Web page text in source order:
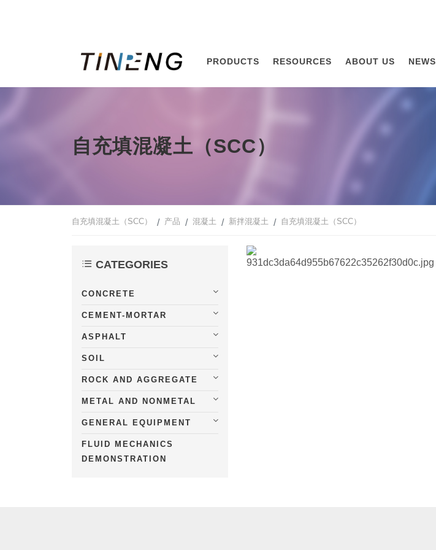
PRODUCTS RESOURCES ABOUT US NEWS
自充填混凝土（SCC）
自充填混凝土（SCC） 产品 混凝土 新拌混凝土 自充填混凝土（SCC）
CATEGORIES
CONCRETE
CEMENT-MORTAR
ASPHALT
SOIL
ROCK AND AGGREGATE
METAL AND NONMETAL
GENERAL EQUIPMENT
FLUID MECHANICS
DEMONSTRATION